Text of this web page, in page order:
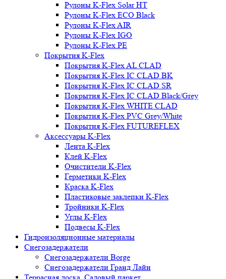
Рулоны K-Flex Solar HT
Рулоны K-Flex ECO Black
Рулоны K-Flex AIR
Рулоны K-Flex IGO
Рулоны K-Flex PE
Покрытия K-Flex
Покрытия K-Flex AL CLAD
Покрытия K-Flex IC CLAD BK
Покрытия K-Flex IC CLAD SR
Покрытия K-Flex IC CLAD Black/Grey
Покрытия K-Flex WHITE CLAD
Покрытия K-Flex PVC Grey/White
Покрытия K-Flex FUTUREFLEX
Аксессуары K-Flex
Лента K-Flex
Клей K-Flex
Очистители K-Flex
Герметики K-Flex
Краска K-Flex
Пластиковые заклепки K-Flex
Тройники K-Flex
Углы K-Flex
Подвесы K-Flex
Гидроизоляционные материалы
Снегозадержатели
Снегозадержатели Borge
Снегозадержатели Гранд Лайн